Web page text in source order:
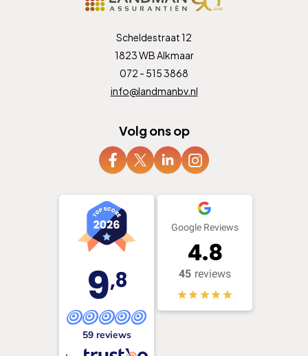
Scheldestraat 12
1823 WB Alkmaar
072 - 515 3868
info@landmanbv.nl
Volg ons op
9,8
59 reviews
Google Reviews
4.8
45 reviews